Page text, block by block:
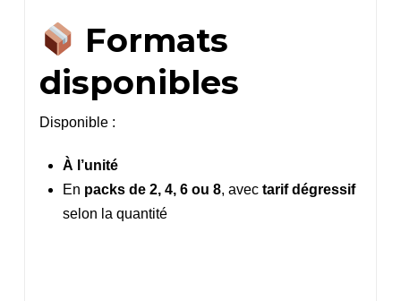
Formats
disponibles
Disponible :
À l’unité
En packs de 2, 4, 6 ou 8, avectarif dégressif
selon la quantité